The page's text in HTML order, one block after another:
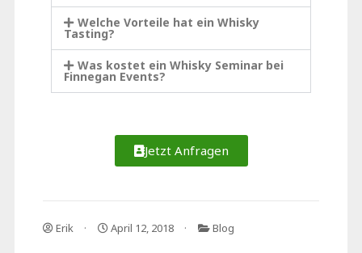
Welche Vorteile hat ein Whisky
Tasting?
Was kostet ein Whisky Seminar bei
Finnegan Events?
Jetzt Anfragen
Erik April 12, 2018 Blog